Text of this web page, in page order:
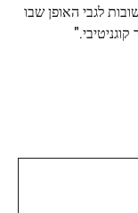
לגבי האופן שבו